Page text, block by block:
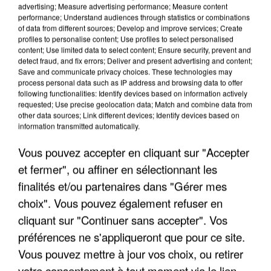
UNE TOURISTE DE L’OISE EMPORTÉE PAR UNE
COULÉE DE BOUE EN HAUTE-SAVOIE
advertising; Measure advertising performance; Measure content
performance; Understand audiences through statistics or combinations
of data from different sources; Develop and improve services; Create
profiles to personalise content; Use profiles to select personalised
content; Use limited data to select content; Ensure security, prevent and
detect fraud, and fix errors; Deliver and present advertising and content;
Save and communicate privacy choices. These technologies may
process personal data such as IP address and browsing data to offer
following functionalities: Identify devices based on information actively
requested; Use precise geolocation data; Match and combine data from
other data sources; Link different devices; Identify devices based on
information transmitted automatically.
Vous pouvez accepter en cliquant sur "Accepter
et fermer", ou affiner en sélectionnant les
finalités et/ou partenaires dans "Gérer mes
choix". Vous pouvez également refuser en
cliquant sur "Continuer sans accepter". Vos
préférences ne s'appliqueront que pour ce site.
Vous pouvez mettre à jour vos choix, ou retirer